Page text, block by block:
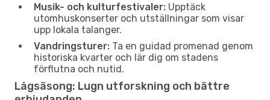
Musik- och kulturfestivaler: Upptäck
utomhuskonserter och utställningar som visar
upp lokala talanger.
Vandringsturer: Ta en guidad promenad genom
historiska kvarter och lär dig om stadens
förflutna och nutid.
Lågsäsong: Lugn utforskning och bättre